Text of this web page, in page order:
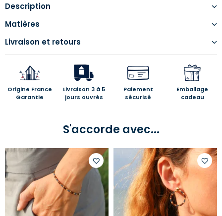
Description
Matières
Livraison et retours
Origine France
Garantie
Livraison 3 à 5
jours ouvrés
Paiement
sécurisé
Emballage
cadeau
S'accorde avec...
Ajouter
votre
liste